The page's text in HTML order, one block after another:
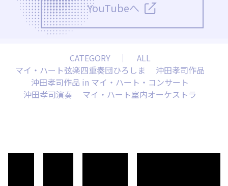
YouTubeへ
CATEGORY ｜
ALL
マイ・ハート弦楽四重奏団ひろしま
沖田孝司作品
沖田孝司作品 in マイ・ハート・コンサート
沖田孝司演奏
マイ・ハート室内オーケストラ